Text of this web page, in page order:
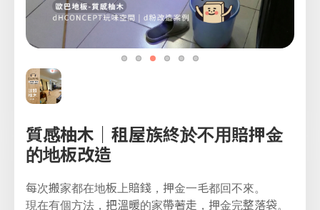
質感柚木｜租屋族終於不用賠押金
的地板改造
每次搬家都在地板上賠錢，押金一毛都回不來。
現在有個方法，把溫暖的家帶著走，押金完整落袋。